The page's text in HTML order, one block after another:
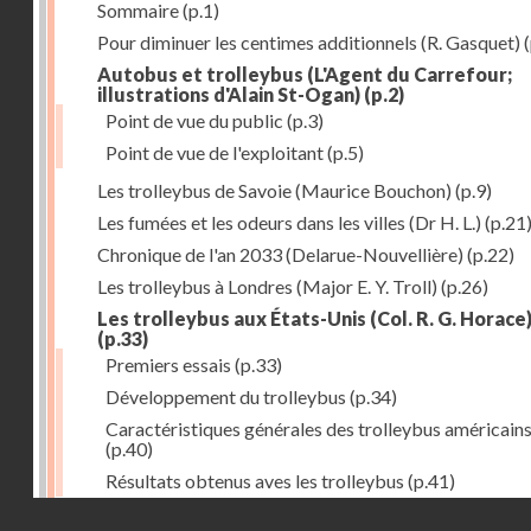
Sommaire(p.1)
Pour diminuer les centimes additionnels (R. Gasquet)
Autobus et trolleybus (L'Agent du Carrefour;
illustrations d'Alain St-Ogan) (p.2)
Point de vue du public (p.3)
Point de vue de l'exploitant(p.5)
Les trolleybus de Savoie (Maurice Bouchon) (p.9)
Les fumées et les odeurs dans les villes (Dr H. L.) (p.21)
Chronique de l'an 2033 (Delarue-Nouvellière) (p.22)
Les trolleybus à Londres (Major E. Y. Troll) (p.26)
Les trolleybus aux États-Unis (Col. R. G. Horace)
(p.33)
Premiers essais (p.33)
Développement du trolleybus (p.34)
Caractéristiques générales des trolleybus américains
(p.40)
Résultats obtenus aves les trolleybus (p.41)